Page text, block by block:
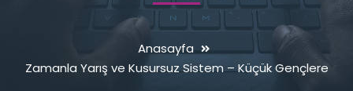
Anasayfa
Zamanla Yarış ve Kusursuz Sistem – Küçük Gençlere